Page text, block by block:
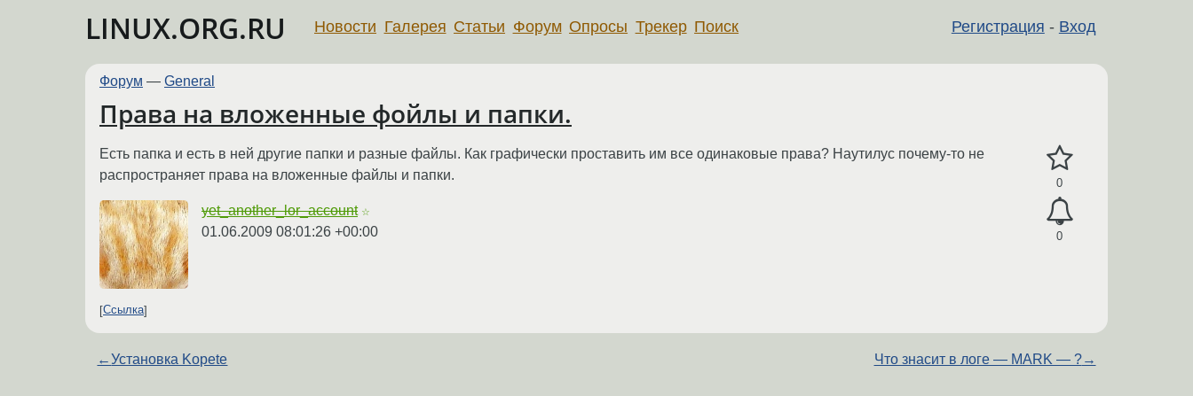
LINUX.ORG.RU Регистрация - Вход
Новости Галерея Статьи Форум Опросы Трекер Поиск
Форум — General
Права на вложенные фойлы и папки.
0
0
Есть папка и есть в ней другие папки и разные файлы. Как графически проставить им все одинаковые права? Наутилус почему-то не
распространяет права на вложенные файлы и папки.
yet_another_lor_account ☆
01.06.2009 08:01:26 +00:00
Ссылка
←Установка Kopete Что знасит в логе — MARK — ?→